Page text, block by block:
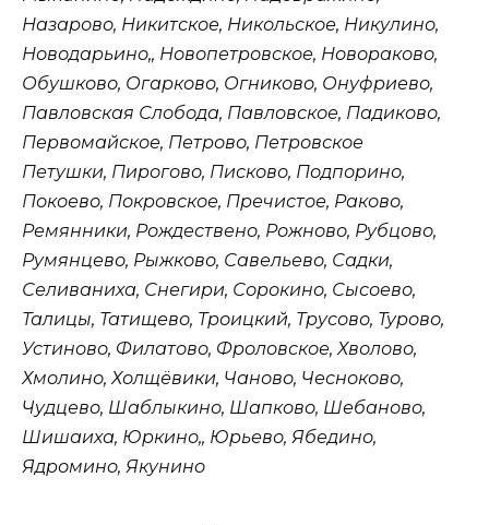
Назарово, Никитское, Никольское, Никулино,
Новодарьино,, Новопетровское, Новораково,
Обушково, Огарково, Огниково, Онуфриево,
Павловская Слобода, Павловское, Падиково,
Первомайское, Петрово, Петровское
Петушки, Пирогово, Писково, Подпорино,
Покоево, Покровское, Пречистое, Раково,
Ремянники, Рождествено, Рожново, Рубцово,
Румянцево, Рыжково, Савельево, Садки,
Селиваниха, Снегири, Сорокино, Сысоево,
Талицы, Татищево, Троицкий, Трусово, Турово,
Устиново, Филатово, Фроловское, Хволово,
Хмолино, Холщёвики, Чаново, Чесноково,
Чудцево, Шаблыкино, Шапково, Шебаново,
Шишаиха, Юркино,, Юрьево, Ябедино,
Ядромино, Якунино